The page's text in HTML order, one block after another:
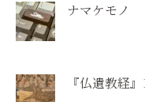
ナマケモノ
『仏遺教経』